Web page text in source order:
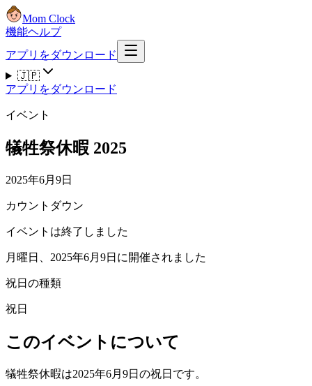
Mom Clock
機能ヘルプ
アプリをダウンロード
🇯🇵
アプリをダウンロード
イベント
犠牲祭休暇 2025
2025年6月9日
カウントダウン
イベントは終了しました
月曜日、2025年6月9日に開催されました
祝日の種類
祝日
このイベントについて
犠牲祭休暇は2025年6月9日の祝日です。